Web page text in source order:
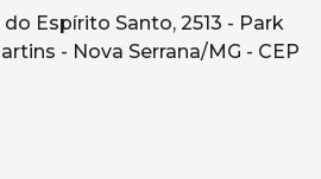
Espírito Santo, 2513 - Park
- Nova Serrana/MG - CEP